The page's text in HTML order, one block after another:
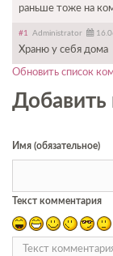
раньше тоже на
#1 Administrator
Храню у себя дома
Обновить список
Имя (обязательное)
Текст комментария